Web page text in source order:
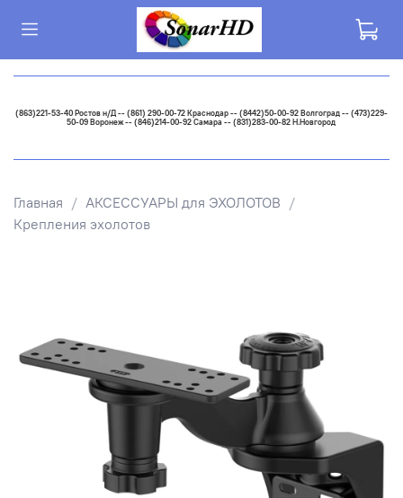
(863)221-53-40 Ростов н/Д -- (861) 290-00-72 Краснодар -- (8442)50-00-92 Волгоград -- (473)229-
50-09 Воронеж -- (846)214-00-92 Самара -- (831)283-00-82 Н.Новгород
Главная
АКСЕССУАРЫ для ЭХОЛОТОВ
Крепления эхолотов